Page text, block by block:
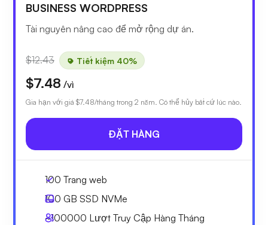
BUSINESS WORDPRESS
Tài nguyên nâng cao để mở rộng dự án.
$12.43 Tiết kiệm 40%
$7.48 /vì
Gia hạn với giá $7.48/tháng trong 2 năm. Có thể hủy bất cứ lúc nào.
ĐẶT HÀNG
100 Trang web
100 GB SSD NVMe
~100000 Lượt Truy Cập Hàng Tháng